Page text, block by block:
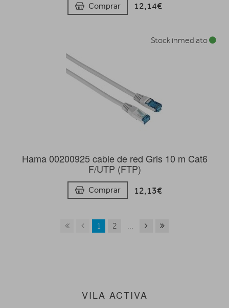
Comprar 12,14€
Hama 00200925 cable de red Gris 10 m Cat6
F/UTP (FTP)
Comprar 12,13€
Stock inmediato
1 2 ...
VILA ACTIVA